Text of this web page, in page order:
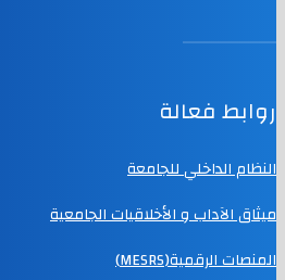
روابط فعالة
النظام الداخلي للجامعة
ميثاق الآداب و الأخلاقيات الجامعية
المنصات الرقمية(MESRS)